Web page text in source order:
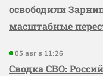
освободили
масштабные
05 авг в 11:26
Сводка СВО: